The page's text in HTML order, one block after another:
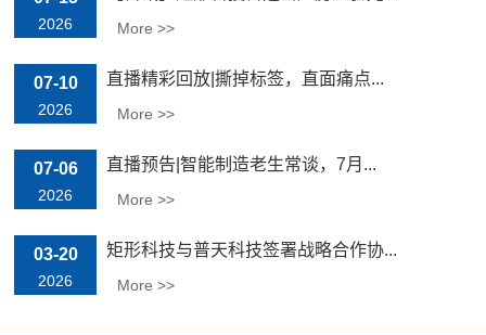
2026 More >>
07-10
2026
直播精彩回放|撕掉标签，直面痛点...
More >>
07-06
2026
直播预告|智能制造老生常谈，7月...
More >>
03-20
2026
矩形科技与普天科技签署战略合作协...
More >>